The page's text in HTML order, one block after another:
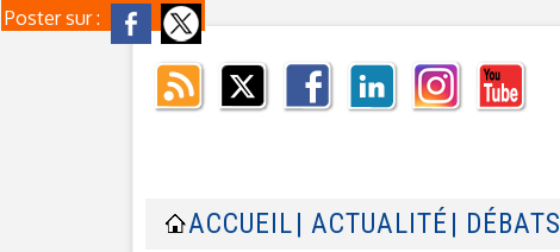
Poster sur :
ACCUEIL | ACTUALITÉ | DÉBATS